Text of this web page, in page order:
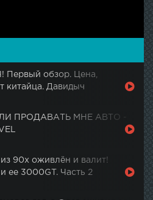
обзор. Цена,
китайца. Давидыч
ПРОДАВАТЬ МНЕ АВТО -
90х оживлён и валит!
ее 3000GT. Часть 2